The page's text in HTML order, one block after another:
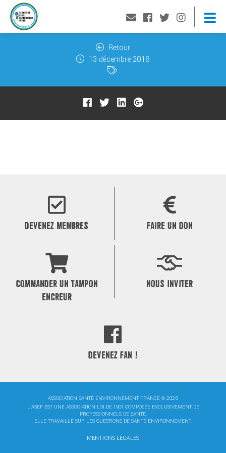
Retour
13 décembre 2018
DEVENEZ MEMBRES FAIRE UN DON
COMMANDER UN TAMPON
ENCREUR
NOUS INVITER
DEVENEZ FAN !
ASSOCIATION SANTÉ ENVIRONNEMENT FRANCE © 2026
L'ASEF EST UNE ASSOCIATION LOI DE 1901 COMPOSÉE EXCLUSIVEMENT DE
PROFESSIONNELS DE SANTÉ.
ELLE TRAVAILLE SUR LES QUESTIONS DE SANTÉ-ENVIRONNEMENT.
MENTIONS LÉGALES